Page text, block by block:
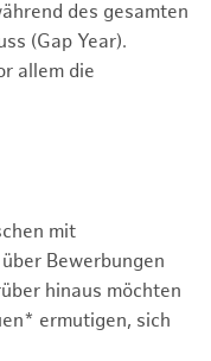
des gesamten
(Gap Year).
allem die
mit
Bewerbungen
hinaus möchten
ermutigen, sich